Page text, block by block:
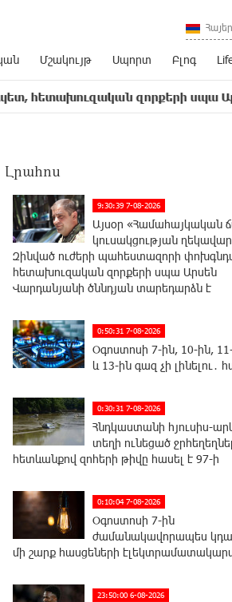
Մշակույթ Սպորտ Բլոգ
զորքերի սպա Արսեն
Լրահոս
9:30:39 7-08-2026
Այսօր «Համահայկական
կուսակցության
Զինված ուժերի պահեստազորի
հետախուզական զորքերի սպա Արսեն
Վարդանյանի ծննդյան տարեդարձն է
0:50:31 7-08-2026
Օգոստոսի 7-ին, 10-ին,
և 13-ին գազ չի լինելու․
0:30:31 7-08-2026
Հնդկաստանի հյուսիս-
տեղի ունեցած
հետևանքով զոհերի թիվը հասել է 97-ի
0:10:04 7-08-2026
Օգոստոսի 7-ին
ժամանակավորապես
մի շարք հասցեների
23:50:00 6-08-2026